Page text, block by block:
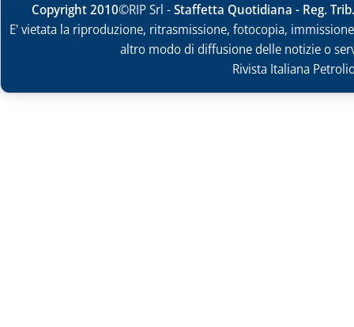
Copyright 2010©RIP Srl -Staffetta Quotidiana - Reg.
E' vietata la riproduzione, ritrasmissione, fotocopia,
altro modo di diffusione delle notizie o
Rivista Italiana